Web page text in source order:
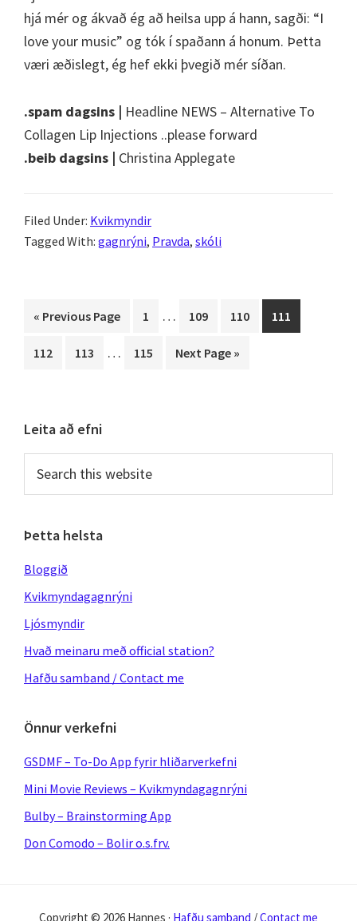
hjá mér og ákvað ég að heilsa upp á hann, sagði: “I
love your music” og tók í spaðann á honum. Þetta
væri æðislegt, ég hef ekki þvegið mér síðan.
.spam dagsins | Headline NEWS – Alternative To
Collagen Lip Injections ..please forward
.beib dagsins | Christina Applegate
Filed Under: Kvikmyndir
Tagged With: gagnrýni, Pravda, skóli
« Go
Previous Page Page
1
Interim
omitted
… Page
109 Page
110 Page
111
Page
112 Page
113
Interim
… Page
115
Go
Next Page »
Primary
Sidebar
Leita að efni
this
Þetta helsta
Bloggið
Kvikmyndagagnrýni
Ljósmyndir
Hvað meinaru með official station?
Hafðu samband / Contact me
Önnur verkefni
GSDMF – To-Do App fyrir hliðarverkefni
Mini Movie Reviews – Kvikmyndagagnrýni
Bulby – Brainstorming App
Don Comodo – Bolir o.s.frv.
Copyright © 2026 Hannes · Hafðu samband /Contact me